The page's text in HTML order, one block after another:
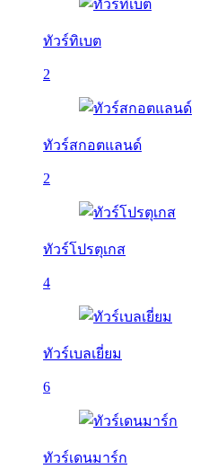
ทัวร์ทิเบต
2
ทัวร์สกอตแลนด์
2
ทัวร์โปรตุเกส
4
ทัวร์เบลเยี่ยม
6
ทัวร์เดนมาร์ก